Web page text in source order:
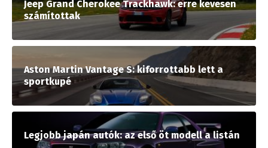
Jeep Grand Cherokee Trackhawk: erre kevesen
számítottak
Aston Martin Vantage S: kiforrottabb lett a
sportkupé
Legjobb japán autók: az első öt modell a listán